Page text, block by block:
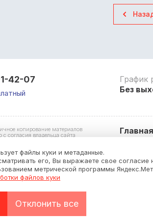
42-07
График
Без
копирование материалов
с согласия владельца сайта
Главная
файлы куки и метаданные.
его, Вы выражаете свое согласие
метрической программы
файлов куки
Отклонить все